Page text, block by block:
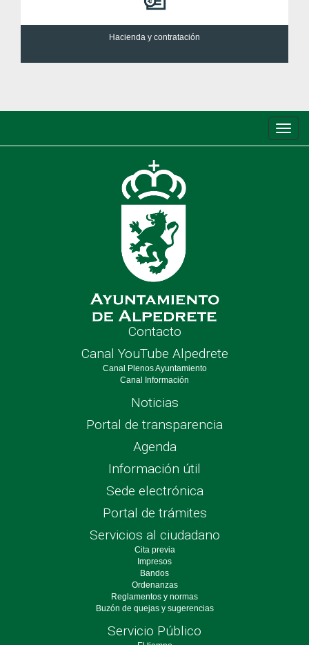
Hacienda y contratación
de
Contacto
Canal YouTube Alpedrete
Canal Plenos Ayuntamiento
Canal Información
Noticias
Portal de transparencia
Agenda
Información útil
Sede electrónica
Portal de trámites
Servicios al ciudadano
Cita previa
Impresos
Bandos
Ordenanzas
Reglamentos y normas
Buzón de quejas y sugerencias
Servicio Público